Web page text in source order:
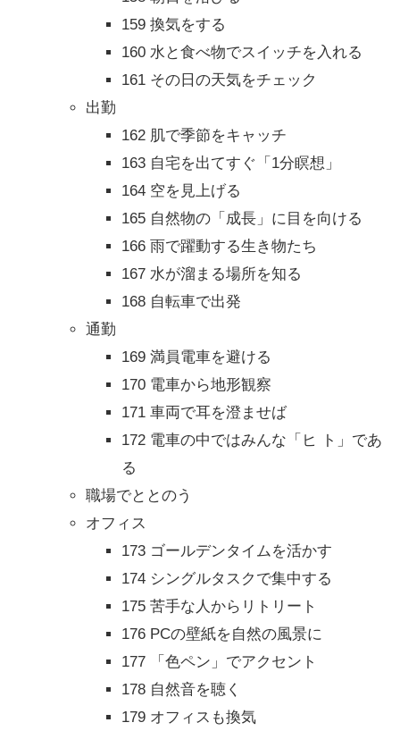
159 換気をする
160 水と食べ物でスイッチを入れる
161 その日の天気をチェック
出勤
162 肌で季節をキャッチ
163 自宅を出てすぐ「1分瞑想」
164 空を見上げる
165 自然物の「成長」に目を向ける
166 雨で躍動する生き物たち
167 水が溜まる場所を知る
168 自転車で出発
通勤
169 満員電車を避ける
170 電車から地形観察
171 車両で耳を澄ませば
172 電車の中ではみんな「ヒ ト」であ
る
職場でととのう
オフィス
173 ゴールデンタイムを活かす
174 シングルタスクで集中する
175 苦手な人からリトリート
176 PCの壁紙を自然の風景に
177 「色ペン」でアクセント
178 自然音を聴く
179 オフィスも換気